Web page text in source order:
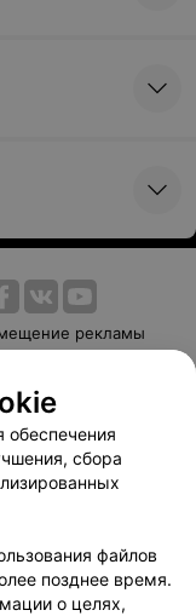
рекламы
оплаты
обеспечения
сбора
файлов
позднее время.
о целях,